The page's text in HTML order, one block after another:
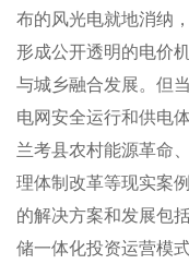
布的风光电就地消纳
形成公开透明的电价
与城乡融合发展。但
电网安全运行和供电
兰考县农村能源革命
理体制改革等现实案
的解决方案和发展包
储一体化投资运营模式